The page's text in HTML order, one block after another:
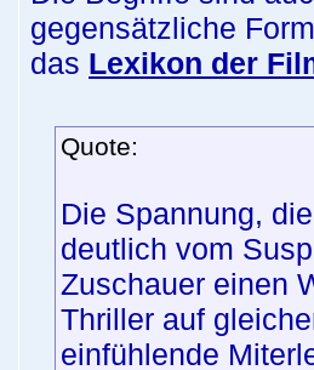
gegensätzliche
das Lexikon der
Quote:
Die Spannung,
deutlich vom
Zuschauer einen
Thriller auf
einfühlende